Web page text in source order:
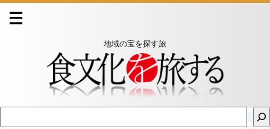
地域の宝を探す旅